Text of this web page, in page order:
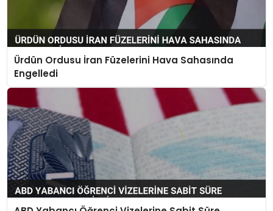
Ürdün Ordusu İran Füzelerini Hava Sahasında
Engelledi